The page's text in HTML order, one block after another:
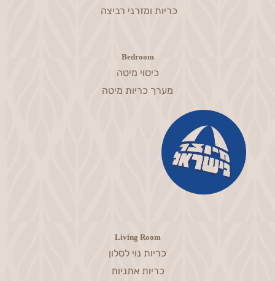
כריות ומזרני רביצה
Bedroom
כיסוי מיטה
מערך כריות מיטה
Living Room
כריות נוי לסלון
כריות אתניות